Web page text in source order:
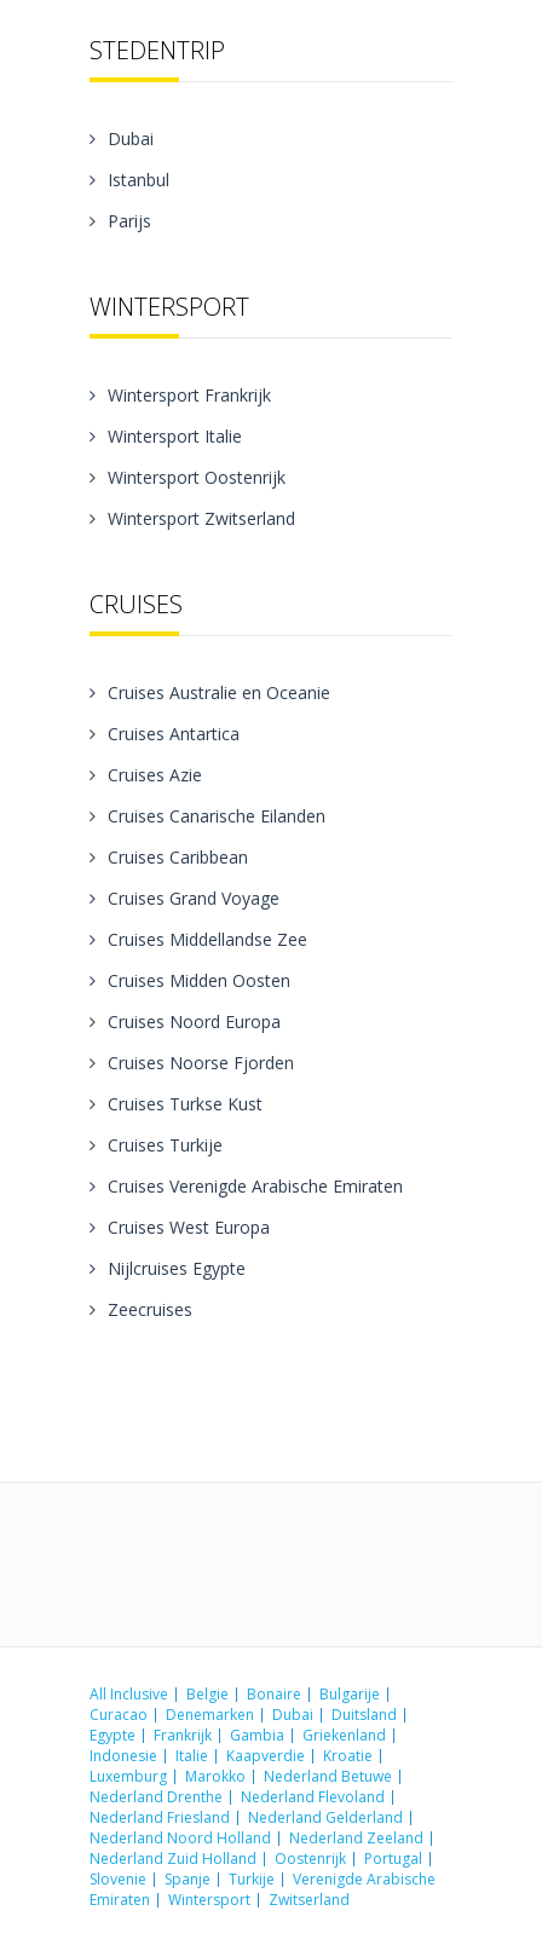
STEDENTRIP
Dubai
Istanbul
Parijs
WINTERSPORT
Wintersport Frankrijk
Wintersport Italie
Wintersport Oostenrijk
Wintersport Zwitserland
CRUISES
Cruises Australie en Oceanie
Cruises Antartica
Cruises Azie
Cruises Canarische Eilanden
Cruises Caribbean
Cruises Grand Voyage
Cruises Middellandse Zee
Cruises Midden Oosten
Cruises Noord Europa
Cruises Noorse Fjorden
Cruises Turkse Kust
Cruises Turkije
Cruises Verenigde Arabische Emiraten
Cruises West Europa
Nijlcruises Egypte
Zeecruises
All Inclusive Belgie Bonaire
Bulgarije
Curacao
Denemarken Dubai
Duitsland
Egypte
Frankrijk Gambia
Griekenland
Indonesie
Italie Kaapverdie
Kroatie
Luxemburg
Marokko
Nederland Betuwe
Nederland Drenthe
Nederland Flevoland
Nederland Friesland
Nederland Gelderland
Nederland Noord Holland
Nederland Zeeland
Nederland Zuid Holland
Oostenrijk
Portugal
Slovenie
Spanje Turkije
Verenigde Arabische
Emiraten
Wintersport Zwitserland